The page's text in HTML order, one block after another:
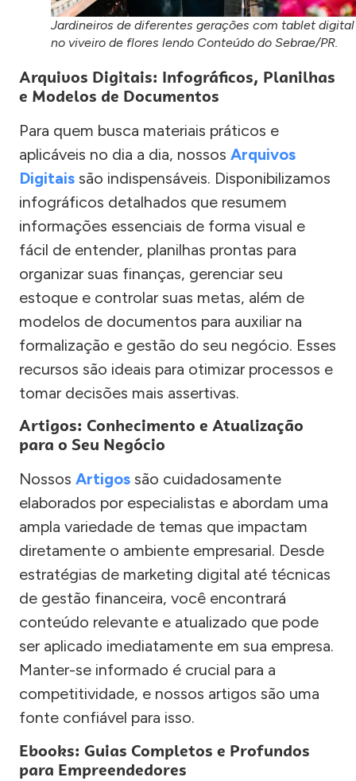
Jardineiros de diferentes gerações com tablet digital
no viveiro de flores lendo Conteúdo do Sebrae/PR.
Arquivos Digitais: Infográficos, Planilhas
e Modelos de Documentos
Para quem busca materiais práticos e
aplicáveis no dia a dia, nossos Arquivos
Digitais são indispensáveis. Disponibilizamos
infográficos detalhados que resumem
informações essenciais de forma visual e
fácil de entender, planilhas prontas para
organizar suas finanças, gerenciar seu
estoque e controlar suas metas, além de
modelos de documentos para auxiliar na
formalização e gestão do seu negócio. Esses
recursos são ideais para otimizar processos e
tomar decisões mais assertivas.
Artigos: Conhecimento e Atualização
para o Seu Negócio
Nossos Artigos são cuidadosamente
elaborados por especialistas e abordam uma
ampla variedade de temas que impactam
diretamente o ambiente empresarial. Desde
estratégias de marketing digital até técnicas
de gestão financeira, você encontrará
conteúdo relevante e atualizado que pode
ser aplicado imediatamente em sua empresa.
Manter-se informado é crucial para a
competitividade, e nossos artigos são uma
fonte confiável para isso.
Ebooks: Guias Completos e Profundos
para Empreendedores